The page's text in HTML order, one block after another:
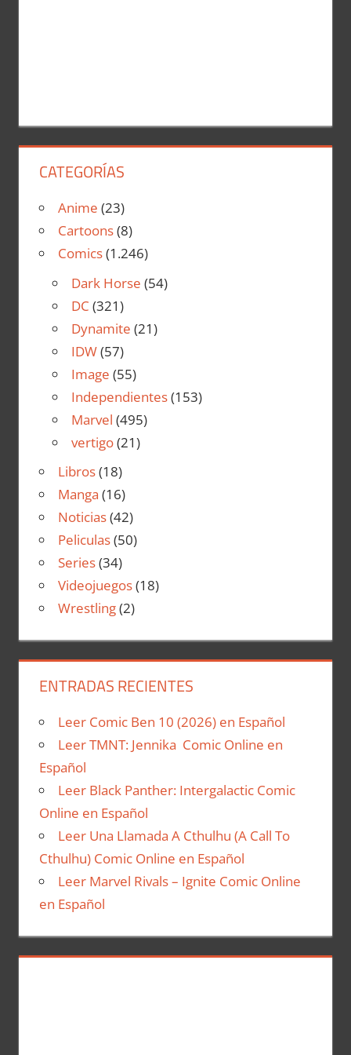
CATEGORÍAS
Anime (23)
Cartoons(8)
Comics(1.246)
Dark Horse (54)
DC (321)
Dynamite (21)
IDW(57)
Image (55)
Independientes(153)
Marvel (495)
vertigo(21)
Libros(18)
Manga (16)
Noticias(42)
Peliculas(50)
Series(34)
Videojuegos(18)
Wrestling(2)
ENTRADAS RECIENTES
Leer Comic Ben 10 (2026) en Español
Leer TMNT: Jennika Comic Online en
Español
Leer Black Panther: Intergalactic Comic
Online en Español
Leer Una Llamada A Cthulhu (A Call To
Cthulhu) Comic Online en Español
Leer Marvel Rivals – Ignite Comic Online
en Español